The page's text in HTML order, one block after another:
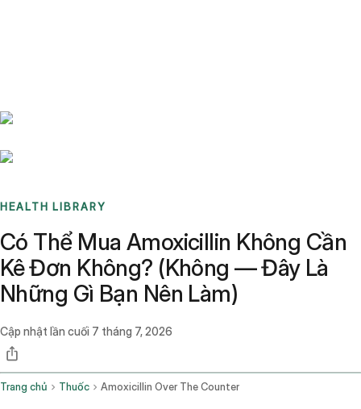
HEALTH LIBRARY
Có Thể Mua Amoxicillin Không Cần
Kê Đơn Không? (Không — Đây Là
Những Gì Bạn Nên Làm)
Cập nhật lần cuối 7 tháng 7, 2026
Trang chủ Thuốc Amoxicillin Over The Counter